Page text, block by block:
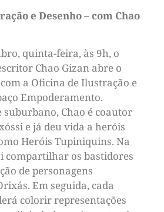
e Desenho – com Chao
quinta-feira, às 9h, o
Chao Gizan abre o
a Oficina de Ilustração e
Empoderamento.
suburbano, Chao é coautor
e já deu vida a heróis
Heróis Tupiniquins. Na
compartilhar os bastidores
de personagens
Em seguida, cada
colorir representações